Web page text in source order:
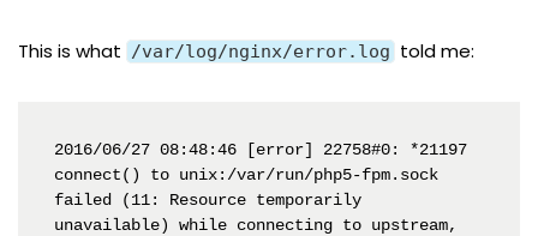
This is what /var/log/nginx/error.log told me:
2016/06/27 08:48:46 [error] 22758#0: *21197
connect() to unix:/var/run/php5-fpm.sock
failed (11: Resource temporarily
unavailable) while connecting to upstream,